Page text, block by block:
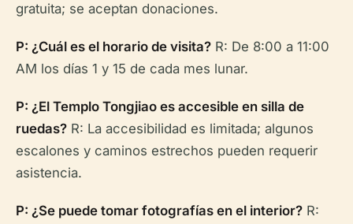
gratuita; se aceptan donaciones.
P: ¿Cuál es el horario de visita? R: De 8:00 a 11:00
AM los días 1 y 15 de cada mes lunar.
P: ¿El Templo Tongjiao es accesible en silla de
ruedas? R: La accesibilidad es limitada; algunos
escalones y caminos estrechos pueden requerir
asistencia.
P: ¿Se puede tomar fotografías en el interior? R: